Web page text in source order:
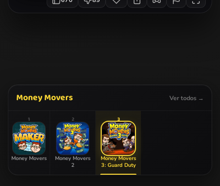
Money Movers Ver todos →
1
Money Movers
2
Money Movers
2
3
Money Movers
3: Guard Duty